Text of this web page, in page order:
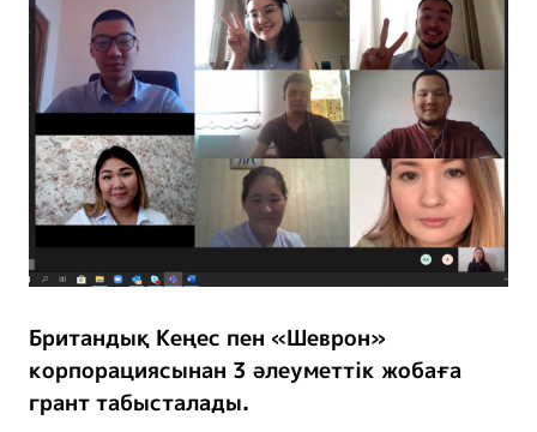
Британдық Кеңес пен «Шеврон»
корпорациясынан 3 әлеуметтік жобаға
грант табысталады.